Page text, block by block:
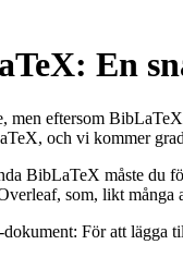
En
men eftersom
och vi kommer
BibLaTeX måste du
som, likt
För att lägga